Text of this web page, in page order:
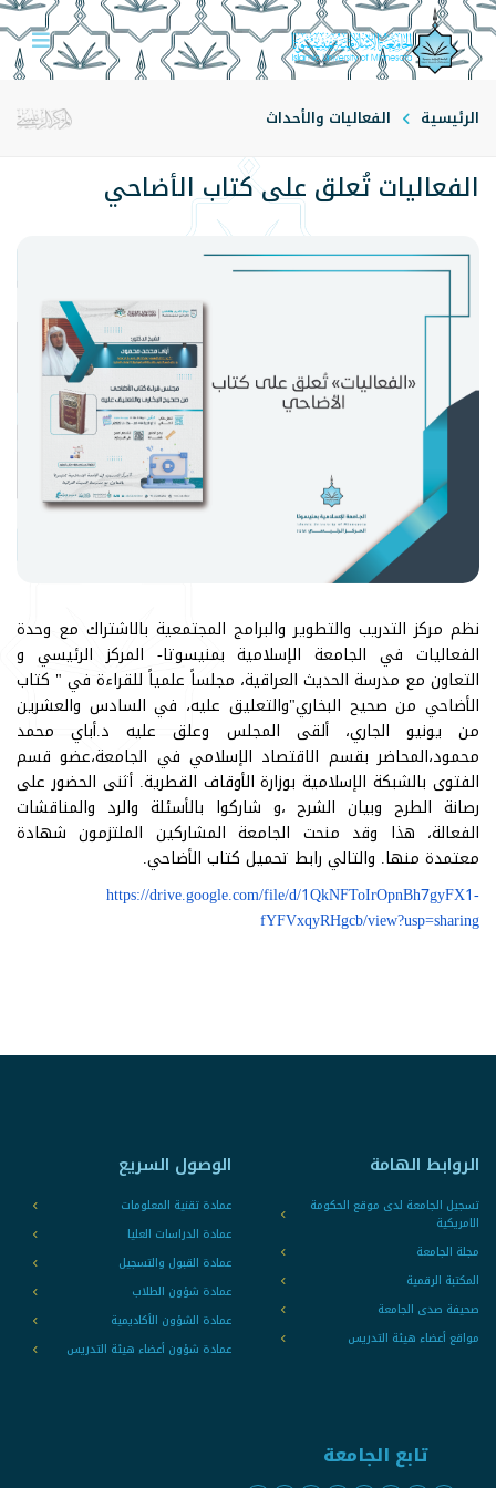
الرئيسية الفعاليات والأحداث
الفعاليات تُعلق على كتاب الأضاحي
نظم مركز التدريب والتطوير والبرامج المجتمعية بالاشتراك مع وحدة
الفعاليات في الجامعة الإسلامية بمنيسوتا- المركز الرئيسي و
التعاون مع مدرسة الحديث العراقية، مجلساً علمياً للقراءة في " كتاب
الأضاحي من صحيح البخاري"والتعليق عليه، في السادس والعشرين
من يونيو الجاري، ألقى المجلس وعلق عليه د.أباي محمد
محمود،المحاضر بقسم الاقتصاد الإسلامي في الجامعة،عضو قسم
الفتوى بالشبكة الإسلامية بوزارة الأوقاف القطرية. أثنى الحضور على
رصانة الطرح وبيان الشرح ،و شاركوا بالأسئلة والرد والمناقشات
الفعالة، هذا وقد منحت الجامعة المشاركين الملتزمون شهادة
معتمدة منها. والتالي رابط تحميل كتاب الأضاحي.
https://drive.google.com/file/d/1QkNFToIrOpnBh7gyFX1-
fYFVxqyRHgcb/view?usp=sharing
الروابط الهامة
تسجيل الجامعة لدى موقع الحكومة
الامريكية
مجلة الجامعة
المكتبة الرقمية
صحيفة صدى الجامعة
مواقع أعضاء هيئة التدريس
الوصول السريع
عمادة تقنية المعلومات
عمادة الدراسات العليا
عمادة القبول والتسجيل
عمادة شؤون الطلاب
عمادة الشؤون الأكاديمية
عمادة شؤون أعضاء هيئة التدريس
تابع الجامعة